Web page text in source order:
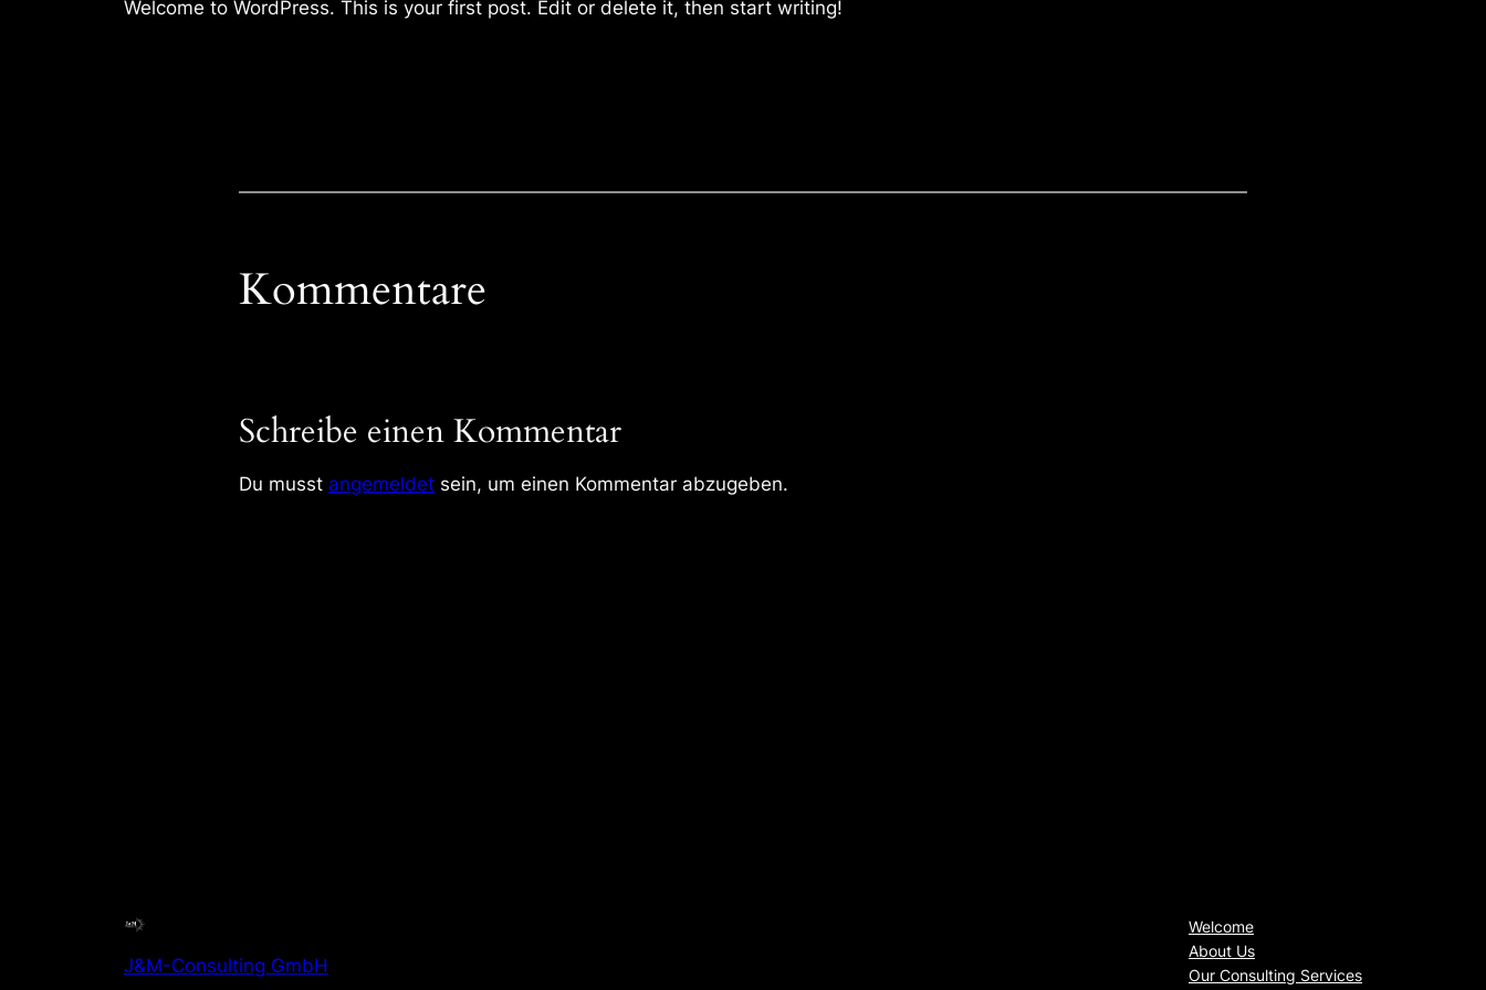
Welcome to WordPress. This is your first post. Edit or delete it, then start writing!
Kommentare
Schreibe einen Kommentar
Du musst angemeldet sein, um einen Kommentar abzugeben.
J&M-Consulting GmbH
Welcome
About Us
Our Consulting Services